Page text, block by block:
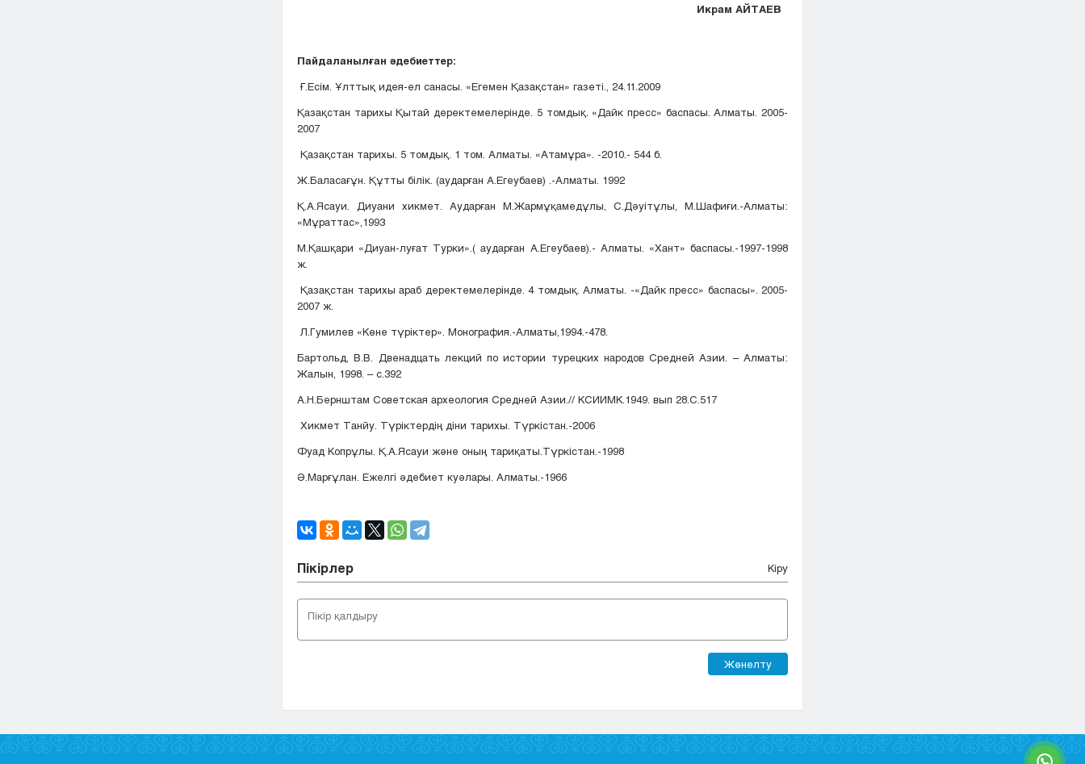
Икрам АЙТАЕВ
Пайдаланылған әдебиеттер:
Ғ.Есім. Ұлттық идея-ел санасы. «Егемен Қазақстан» газеті., 24.11.2009
Қазақстан тарихы Қытай деректемелерінде. 5 томдық. «Дайк пресс» баспасы. Алматы. 2005-
2007
Қазақстан тарихы. 5 томдық. 1 том. Алматы. «Атамұра». -2010.- 544 б.
Ж.Баласағұн. Құтты білік. (аударған А.Егеубаев) .-Алматы. 1992
Қ.А.Ясауи. Диуани хикмет. Аударған М.Жармұқамедұлы, С.Дәуітұлы, М.Шафиғи.-Алматы:
«Мұраттас»,1993
М.Қашқари «Диуан-луғат Турки».( аударған А.Егеубаев).- Алматы. «Хант» баспасы.-1997-1998
ж.
Қазақстан тарихы араб деректемелерінде. 4 томдық. Алматы. -«Дайк пресс» баспасы». 2005-
2007 ж.
Л.Гумилев «Көне түріктер». Монография.-Алматы,1994.-478.
Бартольд, В.В. Двенадцать лекций по истории турецких народов Средней Азии. – Алматы:
Жалын, 1998. – с.392
А.Н.Бернштам Советская археология Средней Азии.// КСИИМК.1949. вып 28.С.517
Хикмет Танйу. Түріктердің діни тарихы. Түркістан.-2006
Фуад Копрұлы. Қ.А.Ясауи және оның тариқаты.Түркістан.-1998
Ә.Марғұлан. Ежелгі әдебиет куәлары. Алматы.-1966
Пікірлер Кіру
Жөнелту